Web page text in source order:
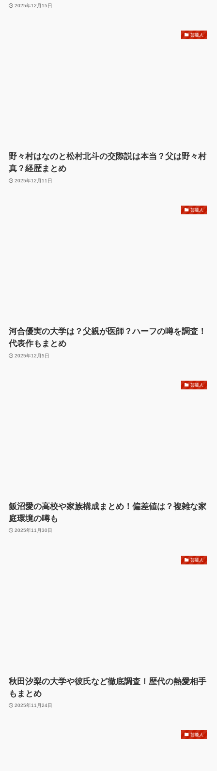
2025年12月15日
芸能人
野々村はなのと松村北斗の交際説は本当？父は野々村
真？経歴まとめ
2025年12月11日
芸能人
河合優実の大学は？父親が医師？ハーフの噂を調査！
代表作もまとめ
2025年12月5日
芸能人
飯沼愛の高校や家族構成まとめ！偏差値は？複雑な家
庭環境の噂も
2025年11月30日
芸能人
秋田汐梨の大学や彼氏など徹底調査！歴代の熱愛相手
もまとめ
2025年11月24日
芸能人